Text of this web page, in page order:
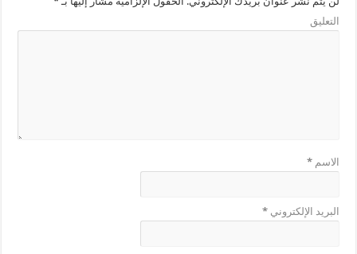
التعليق
الاسم*
البريد الإلكتروني*